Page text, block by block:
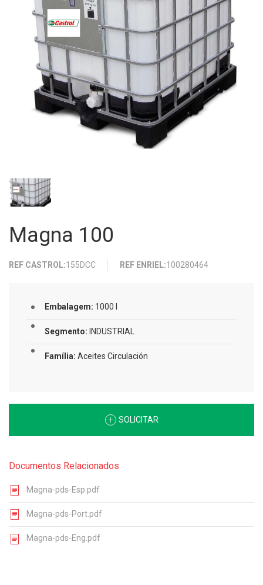
Magna 100
REF CASTROL:155DCC REF ENRIEL:100280464
Embalagem: 1000 l
Segmento: INDUSTRIAL
Família: Aceites Circulación
SOLICITAR
Documentos Relacionados
Magna-pds-Esp.pdf
Magna-pds-Port.pdf
Magna-pds-Eng.pdf